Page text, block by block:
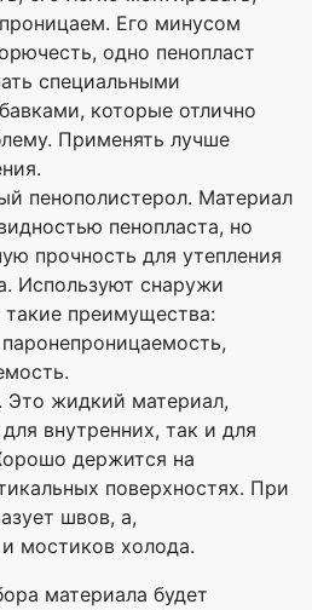
Его минусом
одно пенопласт
специальными
которые отлично
Применять лучше
пенополистерол. Материал
пенопласта, но
прочность для утепления
Используют снаружи
преимущества:
Это жидкий материал,
внутренних, так и для
держится на
поверхностях. При
швов, а,
мостиков холода.
материала будет